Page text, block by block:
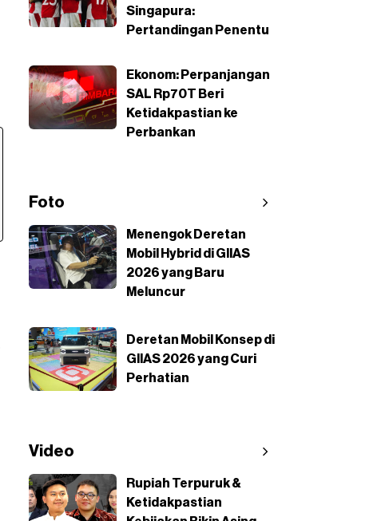
Singapura:
Pertandingan Penentu
Ekonom: Perpanjangan
SAL Rp70T Beri
Ketidakpastian ke
Perbankan
Foto
Menengok Deretan
Mobil Hybrid di GIIAS
2026 yang Baru
Meluncur
Deretan Mobil Konsep di
GIIAS 2026 yang Curi
Perhatian
Video
Rupiah Terpuruk &
Ketidakpastian